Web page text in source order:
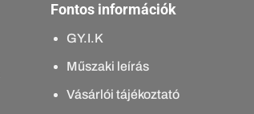
Fontos információk
GY.I.K
Műszaki leírás
Vásárlói tájékoztató